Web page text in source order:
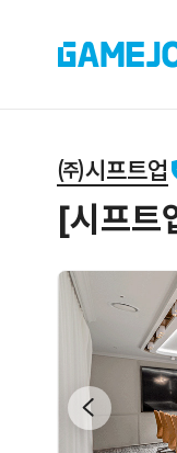
㈜시프트업
[시프트